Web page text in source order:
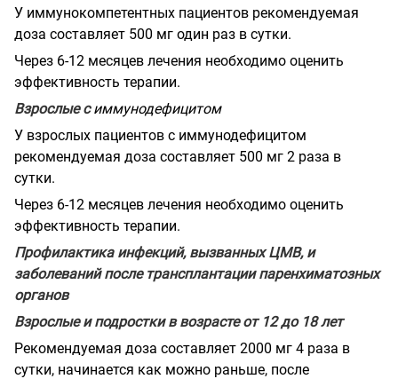
У иммунокомпетентных пациентов рекомендуемая
доза составляет 500 мг один раз в сутки.
Через 6-12 месяцев лечения необходимо оценить
эффективность терапии.
Взрослые симмунодефицитом
У взрослых пациентов с иммунодефицитом
рекомендуемая доза составляет 500 мг 2 раза в
сутки.
Через 6-12 месяцев лечения необходимо оценить
эффективность терапии.
Профилактика инфекций, вызванных ЦМВ, и
заболеваний после трансплантации паренхиматозных
органов
Взрослые и подростки в возрасте от 12 до 18 лет
Рекомендуемая доза составляет 2000 мг 4 раза в
сутки, начинается как можно раньше, после